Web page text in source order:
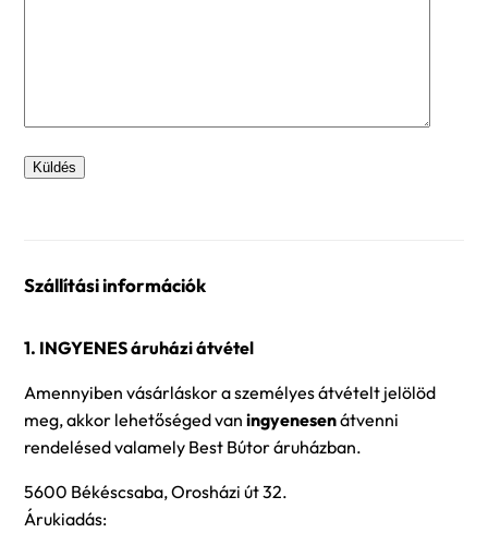
Szállítási információk
1. INGYENES áruházi átvétel
Amennyiben vásárláskor a személyes átvételt jelölöd
meg, akkor lehetőséged van ingyenesenátvenni
rendelésed valamely Best Bútor áruházban.
5600 Békéscsaba, Orosházi út 32.
Árukiadás: